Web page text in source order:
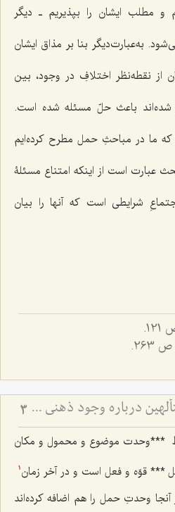
و مطلب ایشان را بپذیریم ـ دیگر
به‌عبارت‌دیگر بنا بر مذاق ایشان
از نقطه‌نظر اختلافِ در وجود، بین
باعث حلّ مسئله شده است.
که ما در مباحثِ حمل مطرح کرده‌ایم
عبارت است از اینکه امتناع مسئلۀ
شرایطی است که آنها را بیان
توضیح دیدگاه صدرالمتألهین درباره وجود ذهنی - نسبت حمل اولی ذاتی و حمل شایع در حل اشکال جزئی و کلی 3
***وحدت موضوع و محمول و مکان
*** قوّه و فعل است و در آخر زمان 1
آنجا وحدتِ حمل را هم اضافه کرده‌اند